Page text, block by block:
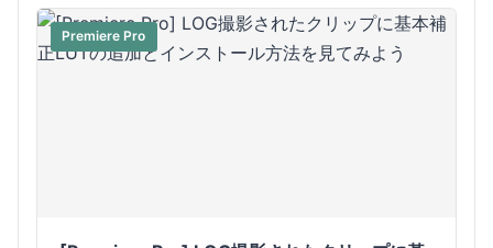
Premiere Pro